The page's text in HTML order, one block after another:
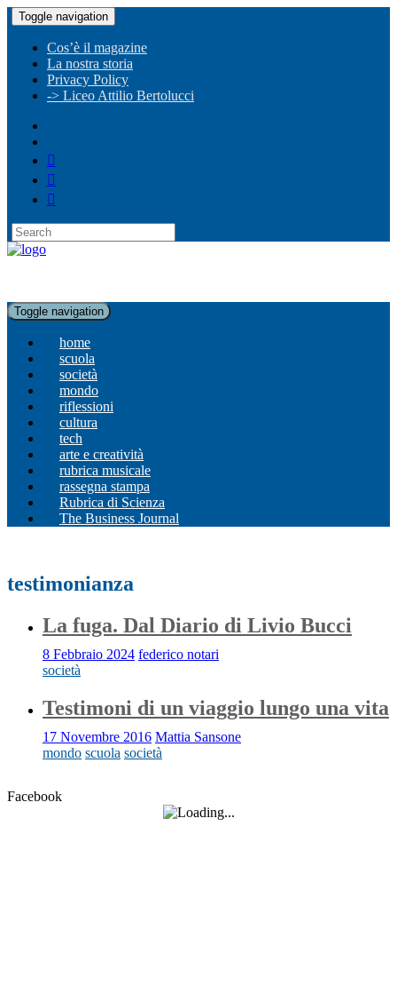
Toggle navigation
Cos’è il magazine
La nostra storia
Privacy Policy
-> Liceo Attilio Bertolucci
Toggle navigation
home
scuola
società
mondo
riflessioni
cultura
tech
arte e creatività
rubrica musicale
rassegna stampa
Rubrica di Scienza
The Business Journal
testimonianza
La fuga. Dal Diario di Livio Bucci
8 Febbraio 2024 federico notari
società
Testimoni di un viaggio lungo una vita
17 Novembre 2016 Mattia Sansone
mondo scuola società
Facebook